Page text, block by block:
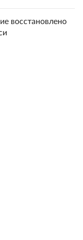
восстановлено